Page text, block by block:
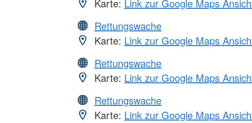
Karte: Link zur Google Maps
Rettungswache
Karte: Link zur Google Maps
Rettungswache
Karte: Link zur Google Maps
Rettungswache
Karte: Link zur Google Maps